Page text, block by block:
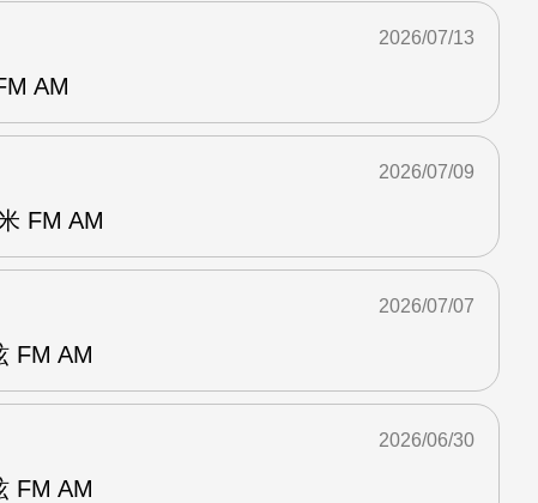
AM
2026/07/13
FM AM
2026/07/09
FM AM
2026/07/07
FM AM
2026/06/30